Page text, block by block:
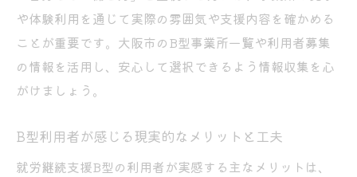
就労継続支援B型利用の流れと必要な手続き
受給者証取得から見学・体験までのポイン
ト
申込時に知っておきたいB型制度の注意点
就労継続支援B型の相談支援で安心の理由
や体験利用を通じて実際の雰囲気や支援内容を確かめる
ことが重要です。大阪市のB型事業所一覧や利用者募集
の情報を活用し、安心して選択できるよう情報収集を心
がけましょう。
B型利用者が感じる現実的なメリットと工夫
就労継続支援B型の利用者が実感する主なメリットは、